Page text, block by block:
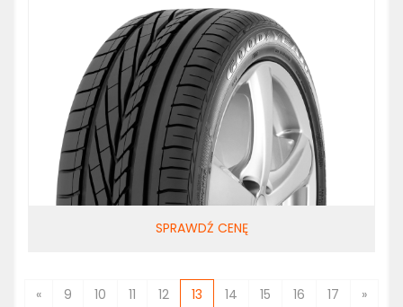
SPRAWDŹ CENĘ
« 9 10 11 12 13 14 15 16 17 »